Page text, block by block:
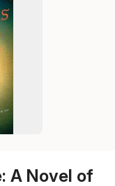
A Novel of